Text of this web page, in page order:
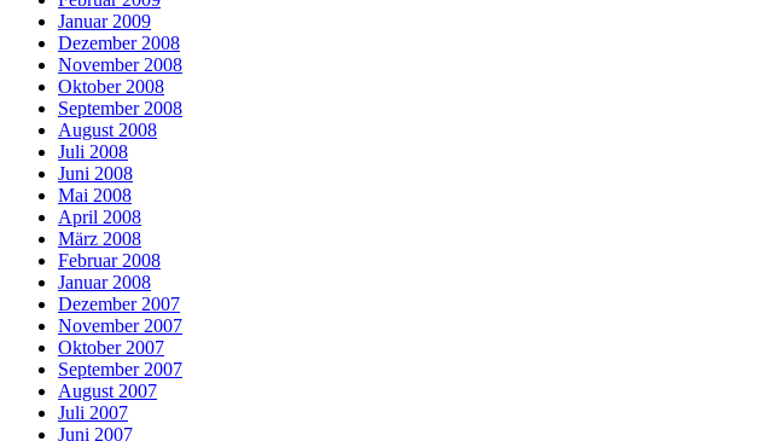
Januar 2009
Dezember 2008
November 2008
Oktober 2008
September 2008
August 2008
Juli 2008
Juni 2008
Mai 2008
April 2008
März 2008
Februar 2008
Januar 2008
Dezember 2007
November 2007
Oktober 2007
September 2007
August 2007
Juli 2007
Juni 2007